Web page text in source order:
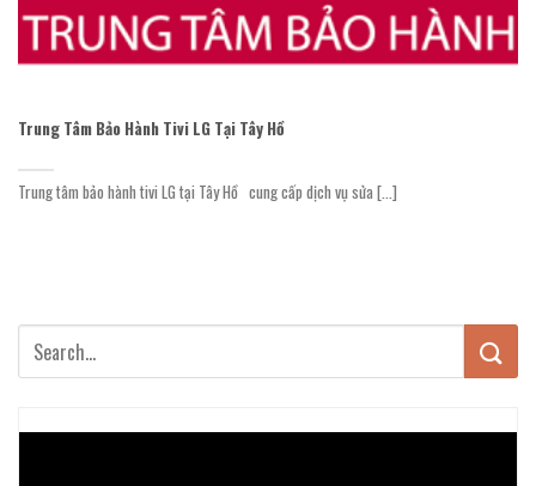
Trung Tâm Bảo Hành Tivi LG Tại Tây Hồ
Trung tâm bảo hành tivi LG tại Tây Hồ cung cấp dịch vụ sửa [...]